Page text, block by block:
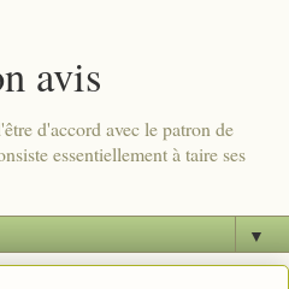
avis
d'accord avec le patron de
essentiellement à taire ses
▼